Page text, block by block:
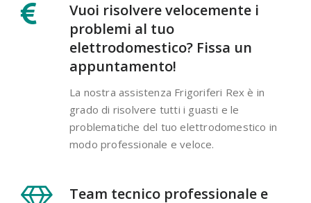
Vuoi risolvere velocemente i
problemi al tuo
elettrodomestico? Fissa un
appuntamento!
La nostra assistenza Frigoriferi Rex è in
grado di risolvere tutti i guasti e le
problematiche del tuo elettrodomestico in
modo professionale e veloce.
Team tecnico professionale e